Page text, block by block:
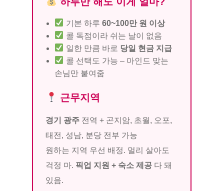
기본 하루 60~100만 원 이상
콜 독점이라 쉬는 날이 없음
일한 만큼 바로 당일 현금 지급
콜 선택도 가능 – 마인드 맞는
손님만 붙여줌
근무지역
경기 광주 전역 + 곤지암, 초월, 오포,
태전, 성남, 분당 전부 가능
원하는 지역 우선 배정. 멀리 살아도
걱정 마. 픽업 지원 + 숙소 제공 다 돼
있음.